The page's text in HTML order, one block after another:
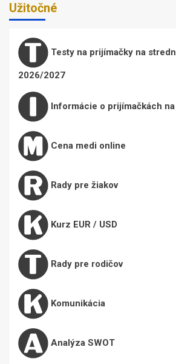
Užitočné
Testy na prijímačky na
2026/2027
Informácie o prijímačkách
Cena medi online
Rady pre žiakov
Kurz EUR / USD
Rady pre rodičov
Komunikácia
Analýza SWOT